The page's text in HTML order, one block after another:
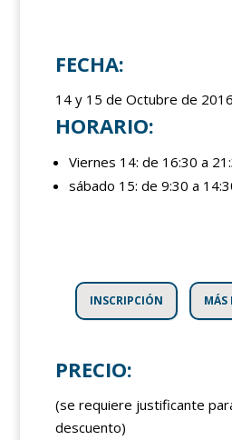
FECHA:
14 y 15 de Octubre de 2016
HORARIO:
Viernes 14: de 16:30 a
sábado 15: de 9:30 a
INSCRIPCIÓN MÁS
PRECIO:
(se requiere justificante
descuento)